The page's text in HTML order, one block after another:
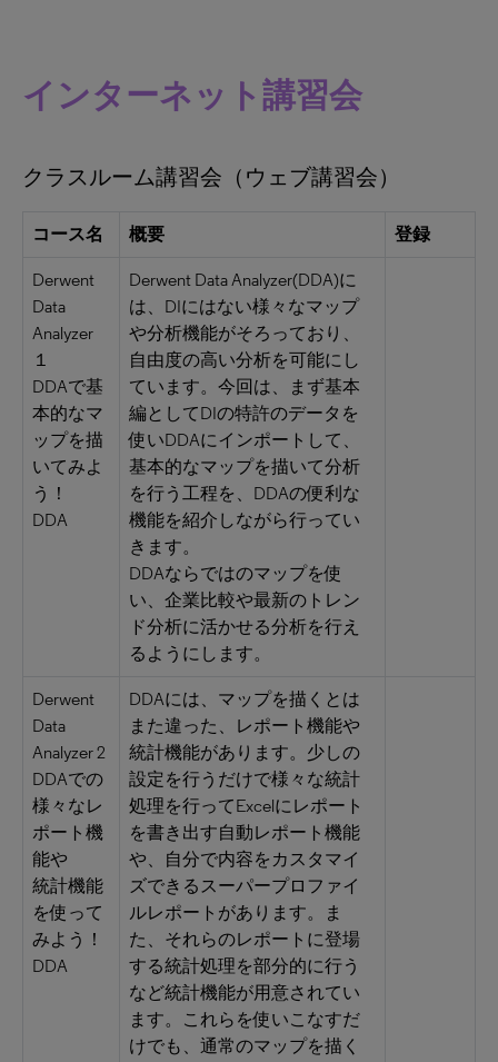
インターネット講習会
クラスルーム講習会（ウェブ講習会）
コース名 概要 登録
Derwent
Data
Analyzer
１
DDAで基
本的なマ
ップを描
いてみよ
う！
DDA
Derwent Data Analyzer(DDA)に
は、DIにはない様々なマップ
や分析機能がそろっており、
自由度の高い分析を可能にし
ています。今回は、まず基本
編としてDIの特許のデータを
使いDDAにインポートして、
基本的なマップを描いて分析
を行う工程を、DDAの便利な
機能を紹介しながら行ってい
きます。
DDAならではのマップを使
い、企業比較や最新のトレン
ド分析に活かせる分析を行え
るようにします。
Derwent
Data
Analyzer 2
DDAでの
様々なレ
ポート機
能や
統計機能
を使って
みよう！
DDA
DDAには、マップを描くとは
また違った、レポート機能や
統計機能があります。少しの
設定を行うだけで様々な統計
処理を行ってExcelにレポート
を書き出す自動レポート機能
や、自分で内容をカスタマイ
ズできるスーパープロファイ
ルレポートがあります。ま
た、それらのレポートに登場
する統計処理を部分的に行う
など統計機能が用意されてい
ます。これらを使いこなすだ
けでも、通常のマップを描く